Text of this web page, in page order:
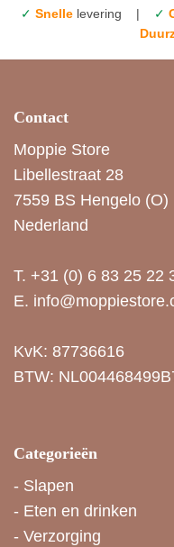
✓ Snellelevering | ✓
Contact
Moppie Store
Libellestraat 28
7559 BS Hengelo (O)
Nederland
T. +31 (0) 6 83 25 22
E.
KvK: 87736616
BTW:
Categorieën
- Slapen
- Eten en drinken
- Verzorging